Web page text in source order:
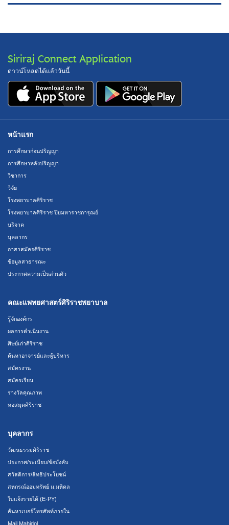
Siriraj Connect Application
ดาวน์โหลดได้แล้ววันนี้
หน้าแรก
การศึกษาก่อนปริญญา
การศึกษาหลังปริญญา
วิชาการ
วิจัย
โรงพยาบาลศิริราช
โรงพยาบาลศิริราช ปิยมหาราชการุณย์
บริจาค
บุคลากร
อาสาสมัครศิริราช
ข้อมูลสาธารณะ
ประกาศความเป็นส่วนตัว
คณะแพทยศาสตร์ศิริราชพยาบาล
รู้จักองค์กร
ผลการดำเนินงาน
ศิษย์เก่าศิริราช
ค้นหาอาจารย์และผู้บริหาร
สมัครงาน
สมัครเรียน
รางวัลคุณภาพ
หอสมุดศิริราช
บุคลากร
วัฒนธรรมศิริราช
ประกาศ/ระเบียบ/ข้อบังคับ
สวัสดิการ/สิทธิประโยชน์
สหกรณ์ออมทรัพย์ ม.มหิดล
ใบแจ้งรายได้ (E-PY)
ค้นหาเบอร์โทรศัพท์ภายใน
Mail Mahidol